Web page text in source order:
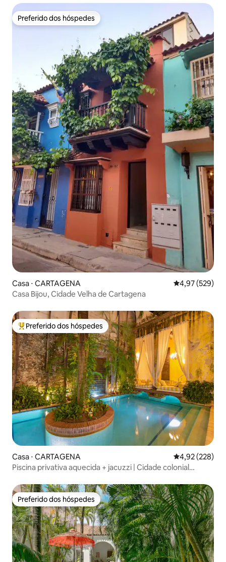
Preferido dos hóspedes
Preferido dos hóspedes
Casa ⋅ CARTAGENA 4,97 de uma
4,97 (529)
Casa Bijou, Cidade Velha de Cartagena
Entre os melhores preferidos dos hóspedes
Preferido dos hóspedes
Casa ⋅ CARTAGENA 4,92 de uma
4,92 (228)
Piscina privativa aquecida + jacuzzi | Cidade colonial
Preferido dos hóspedes
Preferido dos hóspedes